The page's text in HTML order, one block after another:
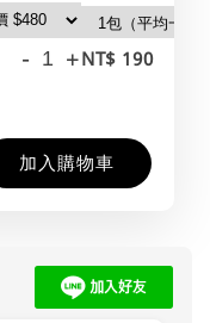
- +NT$ 190
加入購物車